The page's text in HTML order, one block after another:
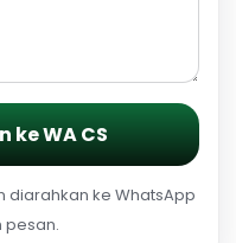
WA CS
diarahkan ke WhatsApp
pesan.